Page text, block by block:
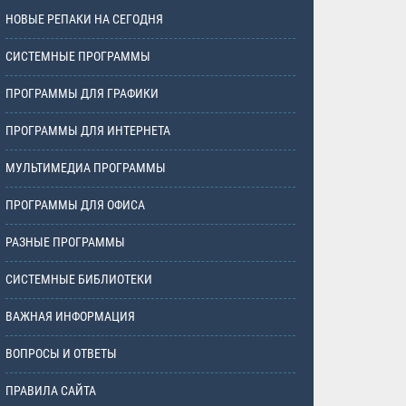
НОВЫЕ РЕПАКИ НА СЕГОДНЯ
СИСТЕМНЫЕ ПРОГРАММЫ
ПРОГРАММЫ ДЛЯ ГРАФИКИ
ПРОГРАММЫ ДЛЯ ИНТЕРНЕТА
МУЛЬТИМЕДИА ПРОГРАММЫ
ПРОГРАММЫ ДЛЯ ОФИСА
РАЗНЫЕ ПРОГРАММЫ
СИСТЕМНЫЕ БИБЛИОТЕКИ
ВАЖНАЯ ИНФОРМАЦИЯ
ВОПРОСЫ И ОТВЕТЫ
ПРАВИЛА САЙТА